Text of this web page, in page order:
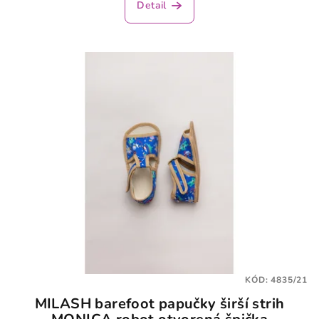
Detail
MILASH barefoot papučky širší strih
KÓD:4835/21